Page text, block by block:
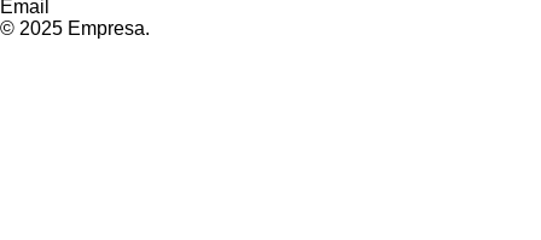
Email
© 2025 Empresa.